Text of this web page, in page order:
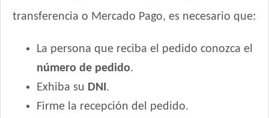
transferencia o Mercado Pago, es necesario que:
La persona que reciba el pedido conozca el
número de pedido.
Exhiba su DNI .
Firme la recepción del pedido.